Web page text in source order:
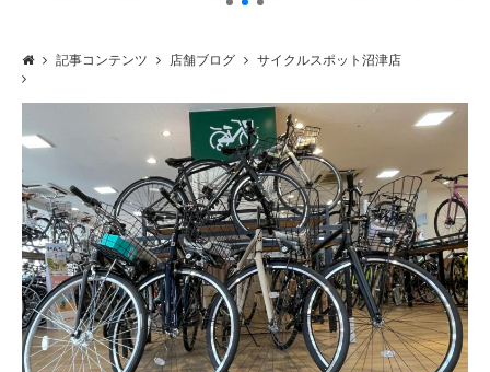
サービスのご案内
サービス全般
修理・メンテナンス工賃
盗難保証
記事コンテンツ 店舗ブログ サイクルスポット沼津店